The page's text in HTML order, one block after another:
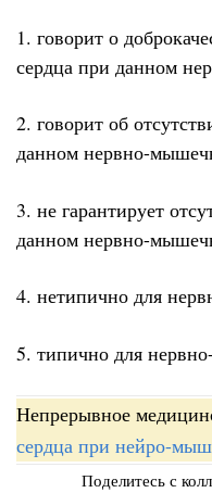
1. говорит о
сердца при данном
2. говорит об
данном нервно-
3. не гарантирует
данном нервно-
4. нетипично для
5. типично для
Непрерывное
сердца при нейро-
Поделитесь с